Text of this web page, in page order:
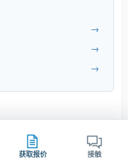
→
→
→
获取报价 接触